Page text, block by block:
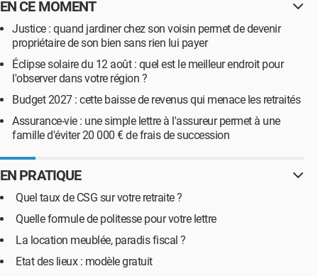
EN CE MOMENT
Justice : quand jardiner chez son voisin permet de devenir
propriétaire de son bien sans rien lui payer
Éclipse solaire du 12 août : quel est le meilleur endroit pour
l'observer dans votre région ?
Budget 2027 : cette baisse de revenus qui menace les retraités
Assurance-vie : une simple lettre à l'assureur permet à une
famille d'éviter 20 000 € de frais de succession
EN PRATIQUE
Quel taux de CSG sur votre retraite ?
Quelle formule de politesse pour votre lettre
La location meublée, paradis fiscal ?
Etat des lieux : modèle gratuit